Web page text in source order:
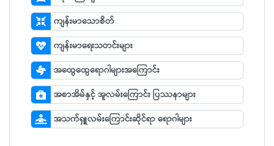
ကျန်းမာသောစိတ်
ကျန်းမာရေးသတင်းများ
အထွေထွေရောဂါများအကြောင်း
အစာအိမ်နှင့် အူလမ်းကြောင်း ပြဿနာများ
အသက်ရှူလမ်းကြောင်းဆိုင်ရာ ရောဂါများ